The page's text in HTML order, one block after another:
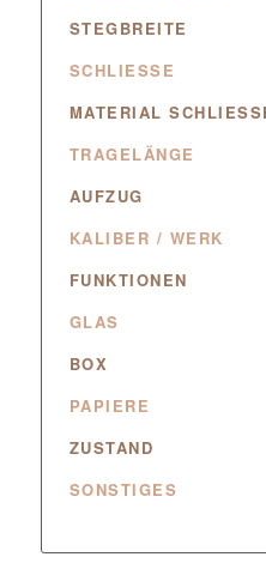
STEGBREITE
SCHLIESSE
MATERIAL SCHLIESSE
TRAGELÄNGE
AUFZUG
KALIBER / WERK
FUNKTIONEN
GLAS
BOX
PAPIERE
ZUSTAND
SONSTIGES